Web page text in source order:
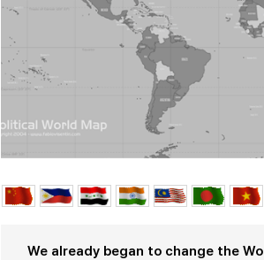
We already began to change the